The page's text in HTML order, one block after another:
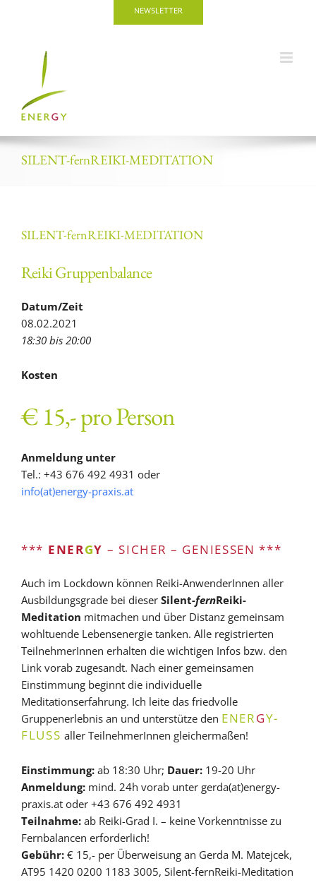
NEWSLETTER
SILENT-fernREIKI-MEDITATION
SILENT-fernREIKI-MEDITATION
Reiki Gruppenbalance
Datum/Zeit
08.02.2021
18:30 bis 20:00
Kosten
€ 15,- pro Person
Anmeldung unter
Tel.: +43 676 492 4931 oder
info(at)energy-praxis.at
*** ENERGY – SICHER – GENIESSEN ***
Auch im Lockdown können Reiki-AnwenderInnen aller
Ausbildungsgrade bei dieser Silent-fernReiki-
Meditation mitmachen und über Distanz gemeinsam
wohltuende Lebensenergie tanken. Alle registrierten
TeilnehmerInnen erhalten die wichtigen Infos bzw. den
Link vorab zugesandt. Nach einer gemeinsamen
Einstimmung beginnt die individuelle
Meditationserfahrung. Ich leite das friedvolle
Gruppenerlebnis an und unterstütze den ENERGY-
FLUSS aller TeilnehmerInnen gleichermaßen!
Einstimmung: ab 18:30 Uhr; Dauer: 19-20 Uhr
Anmeldung: mind. 24h vorab unter gerda(at)energy-
praxis.at oder +43 676 492 4931
Teilnahme: ab Reiki-Grad I. – keine Vorkenntnisse zu
Fernbalancen erforderlich!
Gebühr: € 15,- per Überweisung an Gerda M. Matejcek,
AT95 1420 0200 1183 3005, Silent-fernReiki-Meditation